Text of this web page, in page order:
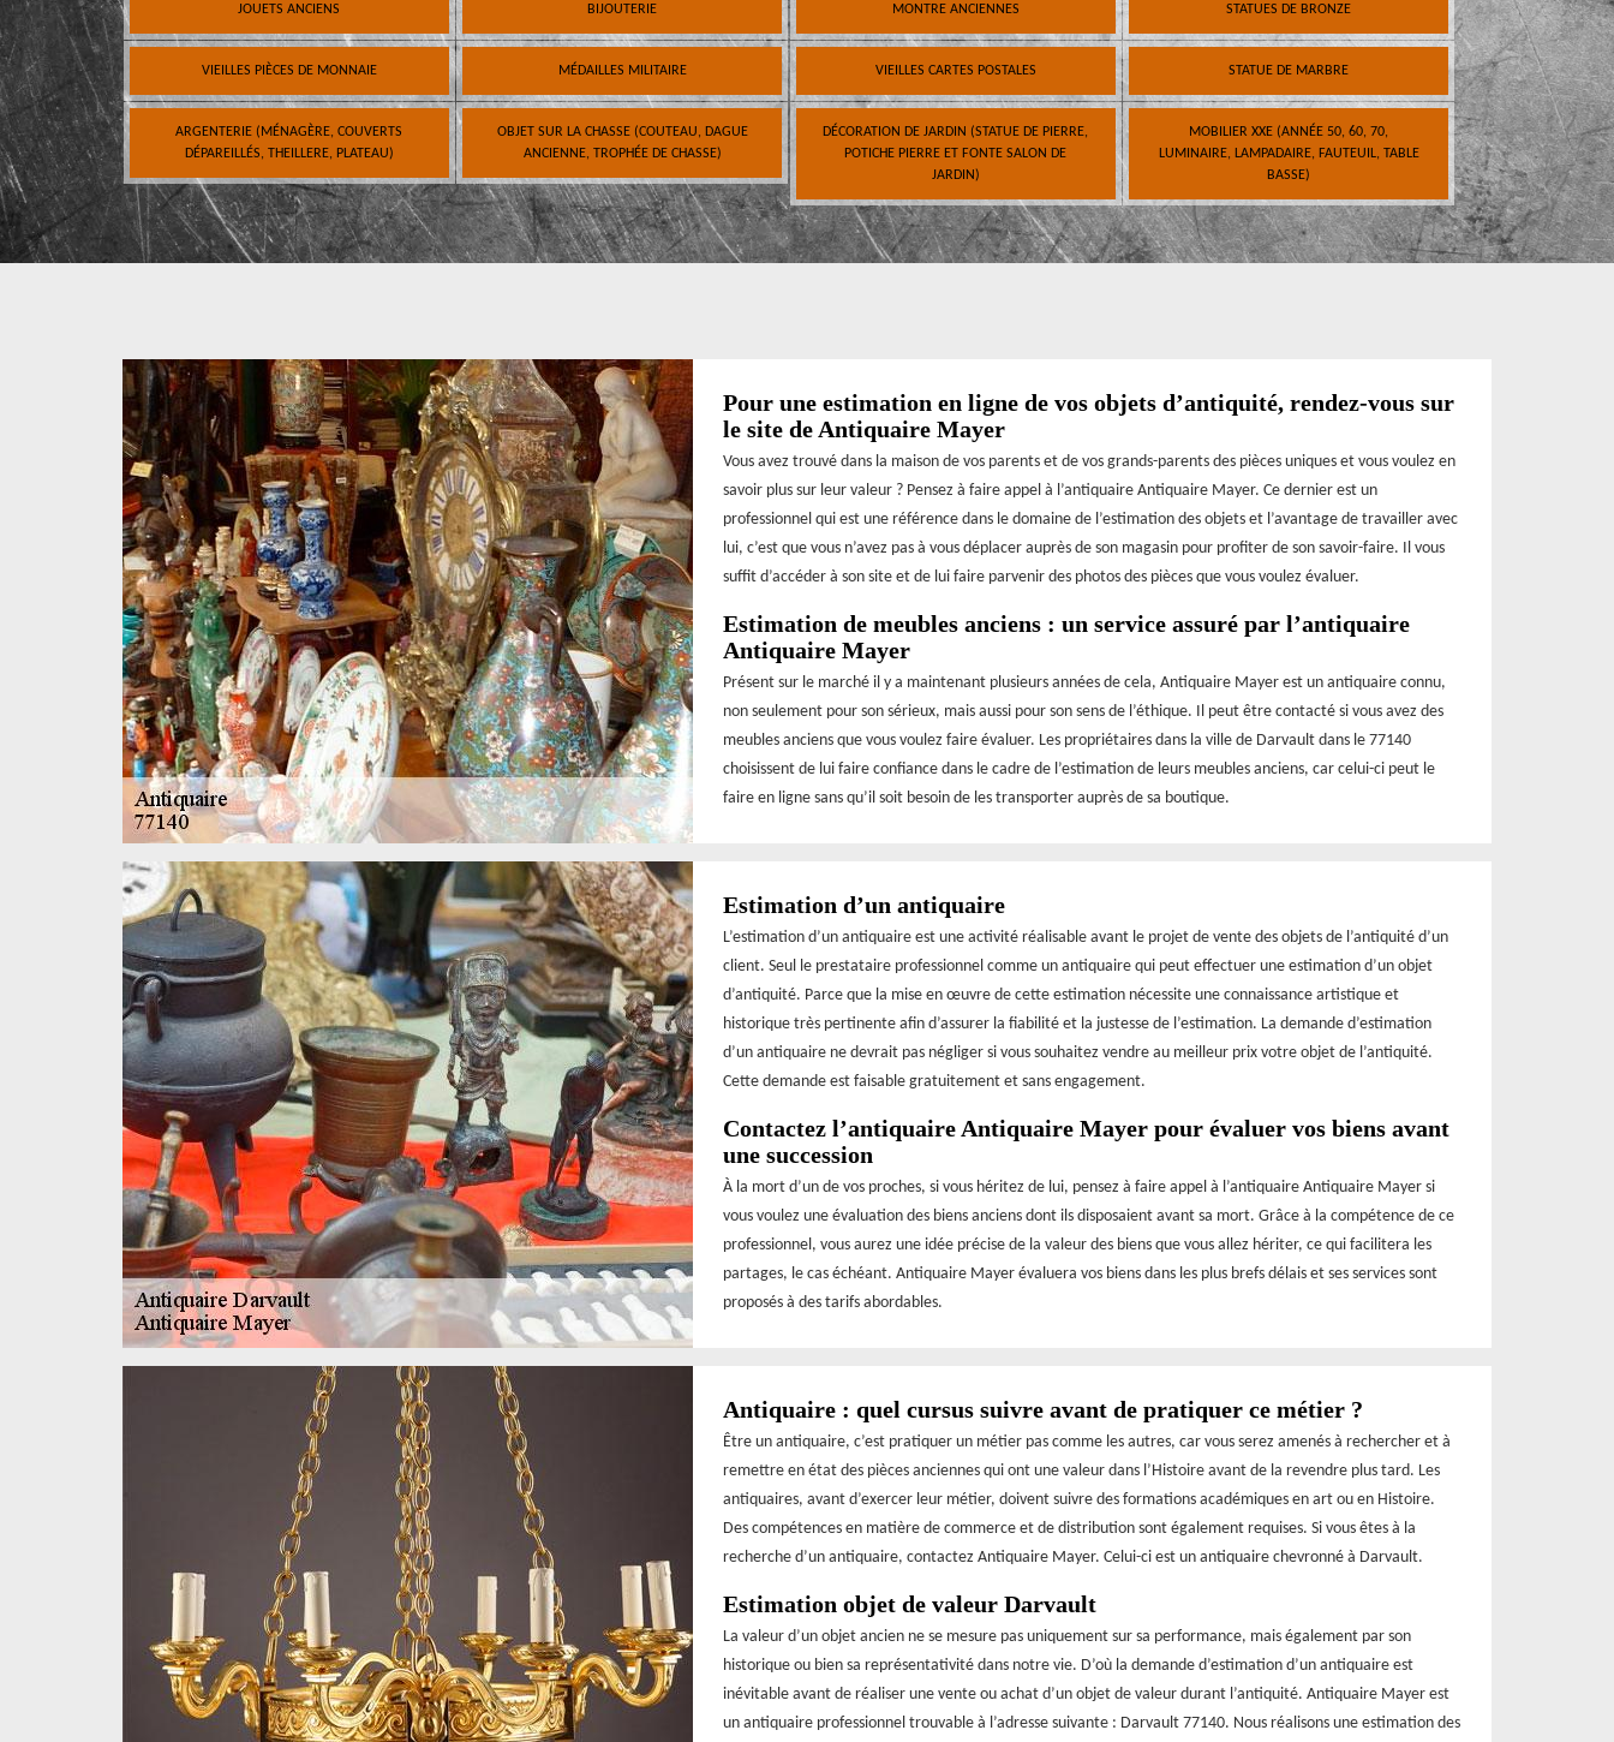
JOUETS ANCIENS BIJOUTERIE MONTRE ANCIENNES STATUES DE BRONZE
VIEILLES PIÈCES DE MONNAIE MÉDAILLES MILITAIRE VIEILLES CARTES POSTALES STATUE DE MARBRE
ARGENTERIE (MÉNAGÈRE, COUVERTS
DÉPAREILLÉS, THEILLERE, PLATEAU)
OBJET SUR LA CHASSE (COUTEAU, DAGUE
ANCIENNE, TROPHÉE DE CHASSE)
DÉCORATION DE JARDIN (STATUE DE PIERRE,
POTICHE PIERRE ET FONTE SALON DE
JARDIN)
MOBILIER XXE (ANNÉE 50, 60, 70,
LUMINAIRE, LAMPADAIRE, FAUTEUIL, TABLE
BASSE)
Pour une estimation en ligne de vos objets d’antiquité, rendez-vous sur
le site de Antiquaire Mayer
Vous avez trouvé dans la maison de vos parents et de vos grands-parents des pièces uniques et vous voulez en
savoir plus sur leur valeur ? Pensez à faire appel à l’antiquaire Antiquaire Mayer. Ce dernier est un
professionnel qui est une référence dans le domaine de l’estimation des objets et l’avantage de travailler avec
lui, c’est que vous n’avez pas à vous déplacer auprès de son magasin pour profiter de son savoir-faire. Il vous
suffit d’accéder à son site et de lui faire parvenir des photos des pièces que vous voulez évaluer.
Estimation de meubles anciens : un service assuré par l’antiquaire
Antiquaire Mayer
Présent sur le marché il y a maintenant plusieurs années de cela, Antiquaire Mayer est un antiquaire connu,
non seulement pour son sérieux, mais aussi pour son sens de l’éthique. Il peut être contacté si vous avez des
meubles anciens que vous voulez faire évaluer. Les propriétaires dans la ville de Darvault dans le 77140
choisissent de lui faire confiance dans le cadre de l’estimation de leurs meubles anciens, car celui-ci peut le
faire en ligne sans qu’il soit besoin de les transporter auprès de sa boutique.
Estimation d’un antiquaire
L’estimation d’un antiquaire est une activité réalisable avant le projet de vente des objets de l’antiquité d’un
client. Seul le prestataire professionnel comme un antiquaire qui peut effectuer une estimation d’un objet
d’antiquité. Parce que la mise en œuvre de cette estimation nécessite une connaissance artistique et
historique très pertinente afin d’assurer la fiabilité et la justesse de l’estimation. La demande d’estimation
d’un antiquaire ne devrait pas négliger si vous souhaitez vendre au meilleur prix votre objet de l’antiquité.
Cette demande est faisable gratuitement et sans engagement.
Contactez l’antiquaire Antiquaire Mayer pour évaluer vos biens avant
une succession
À la mort d’un de vos proches, si vous héritez de lui, pensez à faire appel à l’antiquaire Antiquaire Mayer si
vous voulez une évaluation des biens anciens dont ils disposaient avant sa mort. Grâce à la compétence de ce
professionnel, vous aurez une idée précise de la valeur des biens que vous allez hériter, ce qui facilitera les
partages, le cas échéant. Antiquaire Mayer évaluera vos biens dans les plus brefs délais et ses services sont
proposés à des tarifs abordables.
Antiquaire : quel cursus suivre avant de pratiquer ce métier ?
Être un antiquaire, c’est pratiquer un métier pas comme les autres, car vous serez amenés à rechercher et à
remettre en état des pièces anciennes qui ont une valeur dans l’Histoire avant de la revendre plus tard. Les
antiquaires, avant d’exercer leur métier, doivent suivre des formations académiques en art ou en Histoire.
Des compétences en matière de commerce et de distribution sont également requises. Si vous êtes à la
recherche d’un antiquaire, contactez Antiquaire Mayer. Celui-ci est un antiquaire chevronné à Darvault.
Estimation objet de valeur Darvault
La valeur d’un objet ancien ne se mesure pas uniquement sur sa performance, mais également par son
historique ou bien sa représentativité dans notre vie. D’où la demande d’estimation d’un antiquaire est
inévitable avant de réaliser une vente ou achat d’un objet de valeur durant l’antiquité. Antiquaire Mayer est
un antiquaire professionnel trouvable à l’adresse suivante : Darvault 77140. Nous réalisons une estimation des